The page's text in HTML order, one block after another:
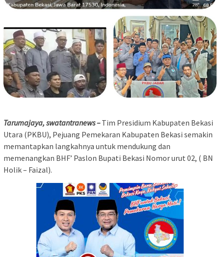
Tarumajaya, swatantranews –Tim Presidium Kabupaten Bekasi
Utara (PKBU), Pejuang Pemekaran Kabupaten Bekasi semakin
memantapkan langkahnya untuk mendukung dan
memenangkan BHF’ Paslon Bupati Bekasi Nomor urut 02, ( BN
Holik – Faizal).